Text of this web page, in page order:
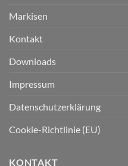
Markisen
Kontakt
Downloads
Impressum
Datenschutzerklärung
Cookie-Richtlinie (EU)
KONTAKT